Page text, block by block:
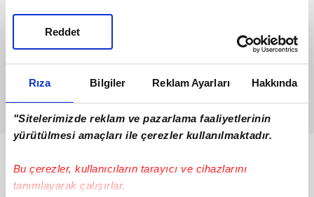
Rıza Bilgiler Reklam Ayarları Hakkında
"Sitelerimizde reklam ve pazarlama faaliyetlerinin
yürütülmesi amaçları ile çerezler kullanılmaktadır.
Bu çerezler, kullanıcıların tarayıcı ve cihazlarını
tanımlayarak çalışırlar.
Reddet
Bunlar da Var